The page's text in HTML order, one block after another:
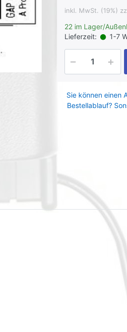
inkl. MwSt. (19%)
22 im Lager/
Lieferzeit:
1-7
Sie können einen
Bestellablauf?